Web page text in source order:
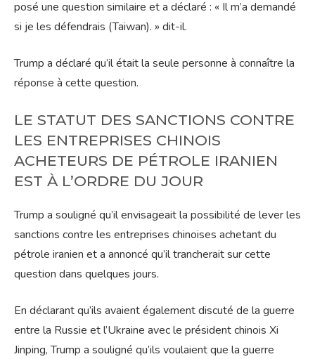
posé une question similaire et a déclaré : « Il m’a demandé
si je les défendrais (Taiwan). » dit-il.
Trump a déclaré qu’il était la seule personne à connaître la
réponse à cette question.
⁠LE STATUT DES SANCTIONS CONTRE
LES ENTREPRISES CHINOIS
ACHETEURS DE PÉTROLE IRANIEN
EST À L’ORDRE DU JOUR
Trump a souligné qu’il envisageait la possibilité de lever les
sanctions contre les entreprises chinoises achetant du
pétrole iranien et a annoncé qu’il trancherait sur cette
question dans quelques jours.
En déclarant qu’ils avaient également discuté de la guerre
entre la Russie et l’Ukraine avec le président chinois Xi
Jinping, Trump a souligné qu’ils voulaient que la guerre